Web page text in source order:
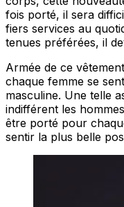
fois porté, il sera
fiers services au
tenues préférées, il
Armée de ce
chaque femme se
masculine. Une telle
indifférent les
être porté pour
sentir la plus belle